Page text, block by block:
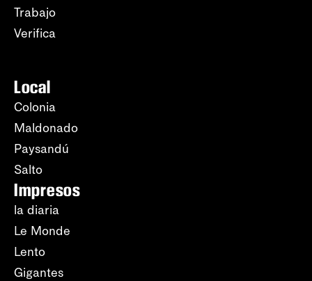
Trabajo
Verifica
Local
Colonia
Maldonado
Paysandú
Salto
Impresos
la diaria
Le Monde
Lento
Gigantes